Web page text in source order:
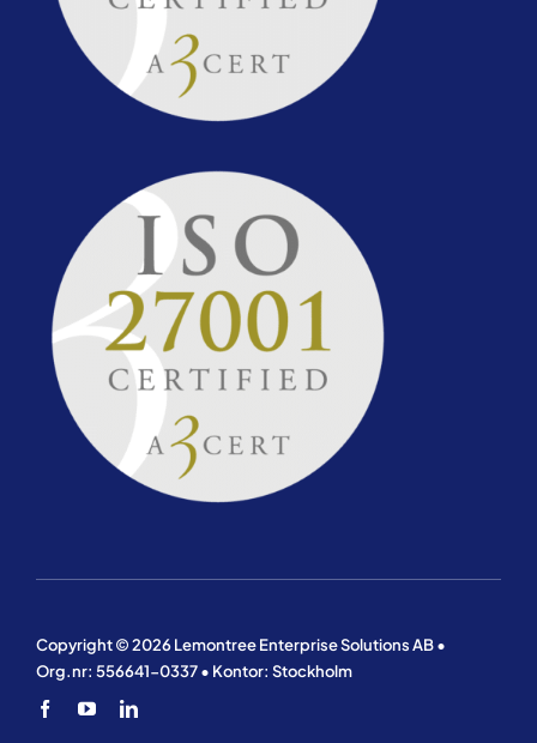
Copyright © 2026 Lemontree Enterprise Solutions AB •
Org.nr: 556641-0337 • Kontor: Stockholm